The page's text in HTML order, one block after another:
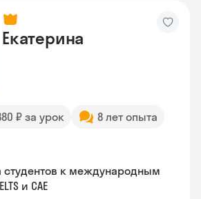
Екатерина
₽ за урок
8 лет опыта
студентов к международным
и CAE